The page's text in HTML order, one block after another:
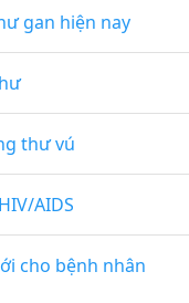
gan hiện nay
thư vú
AIDS
cho bệnh nhân